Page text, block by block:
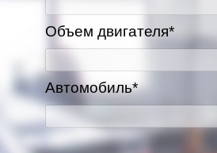
Объем двигателя*
Автомобиль*